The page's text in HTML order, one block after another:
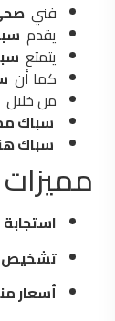
فني
يقدم
يتمتع
كما أن
من خلال
سباك
سباك
استجابة
تشخيص
أسعار